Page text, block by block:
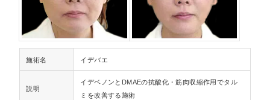
施術名 イデバエ
説明
イデベノンとDMAEの抗酸化・筋肉収縮作用でタル
ミを改善する施術